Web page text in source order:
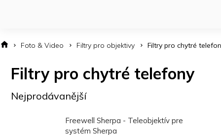
Foto & Video Filtry pro objektivy Filtry pro chytré
Filtry pro chytré telefony
Nejprodávanější
Freewell Sherpa - Teleobjektív pre
systém Sherpa